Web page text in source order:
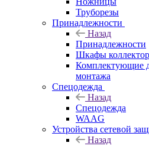
Труборезы
Принадлежности
Назад
Принадлежности
Шкафы
Комплектующие
монтажа
Спецодежда
Назад
Спецодежда
WAAG
Устройства сетевой
Назад